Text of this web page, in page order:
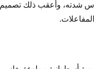
عن الإشعاع وقياس شدته، وأعقب ذلك تصميم